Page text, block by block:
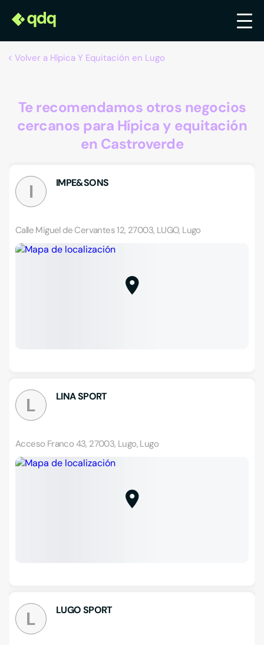
Volver a Hípica Y Equitación en Lugo
Te recomendamos otros negocios
cercanos para Hípica y equitación
en Castroverde
I IMPE&SONS
Calle Miguel de Cervantes 12, 27003, LUGO, Lugo
L LINA SPORT
Acceso Franco 43, 27003, Lugo, Lugo
L LUGO SPORT